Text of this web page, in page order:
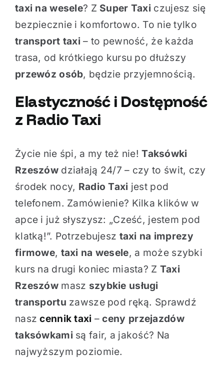
taxi na wesele? Z Super Taxi czujesz się
bezpiecznie i komfortowo. To nie tylko
transport taxi – to pewność, że każda
trasa, od krótkiego kursu po dłuższy
przewóz osób, będzie przyjemnością.
Elastyczność i Dostępność
z Radio Taxi
Życie nie śpi, a my też nie!Taksówki
Rzeszów działają 24/7 – czy to świt, czy
środek nocy, Radio Taxi jest pod
telefonem. Zamówienie? Kilka klików w
apce i już słyszysz: „Cześć, jestem pod
klatką!”. Potrzebujesz taxi na imprezy
firmowe, taxi na wesele, a może szybki
kurs na drugi koniec miasta? Z Taxi
Rzeszów masz szybkie usługi
transportu zawsze pod ręką. Sprawdź
naszcennik taxi –ceny przejazdów
taksówkami są fair, a jakość? Na
najwyższym poziomie.